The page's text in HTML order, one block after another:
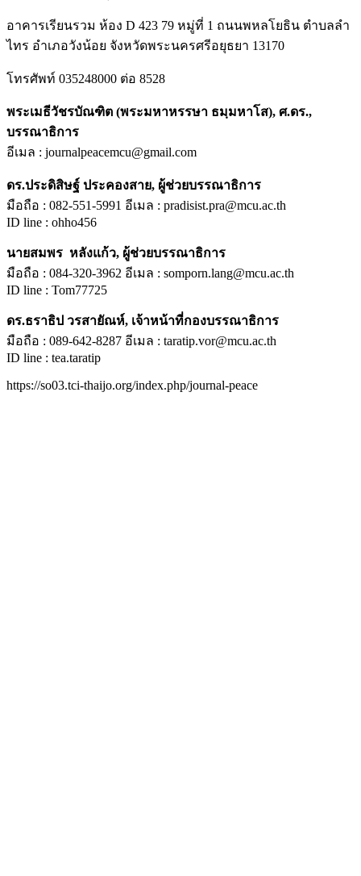
อาคารเรียนรวม ห้อง D 423 79 หมู่ที่ 1 ถนนพหลโยธิน ตำบลลำ
ไทร อำเภอวังน้อย จังหวัดพระนครศรีอยุธยา 13170
โทรศัพท์ 035248000 ต่อ 8528
พระเมธีวัชรบัณฑิต (พระมหาหรรษา ธมฺมหาโส), ศ.ดร.,
บรรณาธิการ
อีเมล : journalpeacemcu@gmail.com
ดร.ประดิสิษฐ์ ประคองสาย, ผู้ช่วยบรรณาธิการ
มือถือ : 082-551-5991 อีเมล : pradisist.pra@mcu.ac.th
ID line : ohho456
นายสมพร หลังแก้ว, ผู้ช่วยบรรณาธิการ
มือถือ : 084-320-3962 อีเมล : somporn.lang@mcu.ac.th
ID line : Tom77725
ดร.ธราธิป วรสายัณห์, เจ้าหน้าที่กองบรรณาธิการ
มือถือ : 089-642-8287 อีเมล : taratip.vor@mcu.ac.th
ID line : tea.taratip
https://so03.tci-thaijo.org/index.php/journal-peace